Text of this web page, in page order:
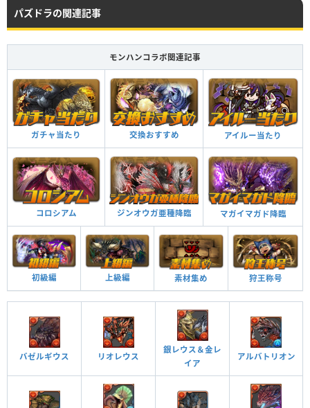
つけられる潜在キラー
電気ブレス ターン数：15→8
敵の行動を2ターン遅らせる。光ドロップを強化。9ターンの間、光ドロップ
が少し落ちやすくなる。
覚醒スキル 効果
覚醒アシスト
他のモンスターにアシストすると自分の覚醒スキル
が付与される
能力覚醒タイプの敵に対して攻撃力がアップする（5
倍）この覚醒が発動した敵に対してダメージの上限
Lv99
Lv99 5994 3244 597
つけられる潜在キラー
尻尾叩きつけ放電 ターン数：15→15
ドロップのロックを解除し、左端2列を光に変化。3ターンの間、属性吸収と
ダメージ吸収を無効化。
覚醒スキル 効果
他のモンスターにアシストすると自分の覚醒スキル
パズドラの関連記事
モンハンコラボ関連記事
ガチャ当たり 交換おすすめ アイルー当たり
コロシアム ジンオウガ亜種降臨 マガイマガド降臨
初級編 上級編 素材集め 狩王称号
バゼルギウス リオレウス
銀レウス＆金レ
イア
アルバトリオン